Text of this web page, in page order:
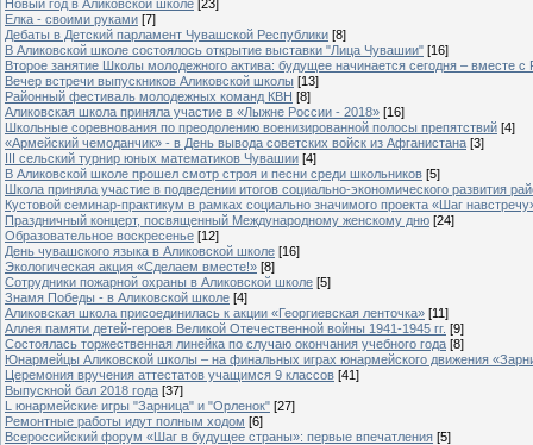
Новый год в Аликовской школе [23]
Елка - своими руками [7]
Дебаты в Детский парламент Чувашской Республики [8]
В Аликовской школе состоялось открытие выставки "Лица Чувашии" [16]
Второе занятие Школы молодежного актива: будущее начинается сегодня – вместе
Вечер встречи выпускников Аликовской школы [13]
Районный фестиваль молодежных команд КВН [8]
Аликовская школа приняла участие в «Лыжне России - 2018» [16]
Школьные соревнования по преодолению военизированной полосы препятствий [4]
«Армейский чемоданчик» - в День вывода советских войск из Афганистана [3]
III сельский турнир юных математиков Чувашии [4]
В Аликовской школе прошел смотр строя и песни среди школьников [5]
Школа приняла участие в подведении итогов социально-экономического развития
Кустовой семинар-практикум в рамках социально значимого проекта «Шаг
Праздничный концерт, посвященный Международному женскому дню [24]
Образовательное воскресенье [12]
День чувашского языка в Аликовской школе [16]
Экологическая акция «Сделаем вместе!» [8]
Сотрудники пожарной охраны в Аликовской школе [5]
Знамя Победы - в Аликовской школе [4]
Аликовская школа присоединилась к акции «Георгиевская ленточка» [11]
Аллея памяти детей-героев Великой Отечественной войны 1941-1945 гг. [9]
Cостоялась торжественная линейка по случаю окончания учебного года [8]
Юнармейцы Аликовской школы – на финальных играх юнармейского движения
Церемония вручения аттестатов учащимся 9 классов [41]
Выпускной бал 2018 года [37]
L юнармейские игры "Зарница" и "Орленок" [27]
Ремонтные работы идут полным ходом [6]
Всероссийский форум «Шаг в будущее страны»: первые впечатления [5]